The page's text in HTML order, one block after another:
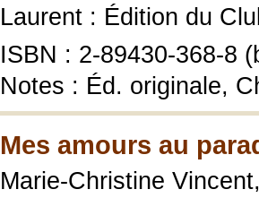
Laurent : Édition du
ISBN : 2-89430-368-8
Notes : Éd. originale,
Mes amours au
Marie-Christine